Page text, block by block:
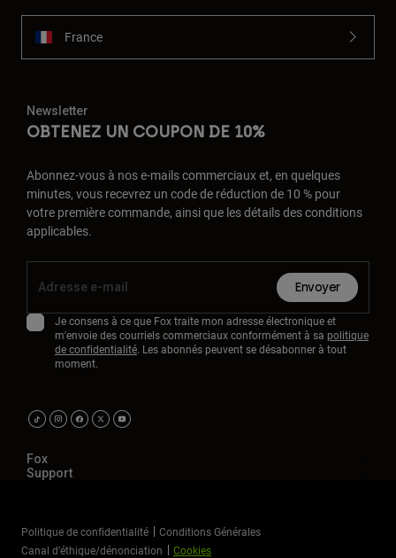
France
Newsletter
OBTENEZ UN COUPON DE 10%
Abonnez-vous à nos e-mails commerciaux et, en quelques
minutes, vous recevrez un code de réduction de 10 % pour
votre première commande, ainsi que les détails des conditions
applicables.
Envoyer
Je consens à ce que Fox traite mon adresse électronique et
m'envoie des courriels commerciaux conformément à sa politique
de confidentialité. Les abonnés peuvent se désabonner à tout
moment.
Fox
Support
Politique de confidentialité
Conditions Générales
Canal d’éthique/dénonciation
Cookies